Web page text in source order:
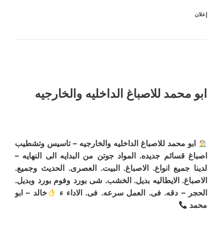
إعلان
ابو محمد للاصباغ الداخليه والخارجيه
ابو محمد للاصباغ الداخليه والخارجيه – تاسيس وتشطيب
اصباغ قسائم جديده. المواد جوتن من البدايه الى النهايه –
لدينا جميع انواع. الاصباغ. البيت. العصرى. الحديث وجميع.
الاصباغ. الايطاليه بديل. الخشب. شى بورد وفوم بورد وبديل.
الحجر – دقه. فى. العمل سرعه. فى. الاداء ء
خالد – ابو
محمد